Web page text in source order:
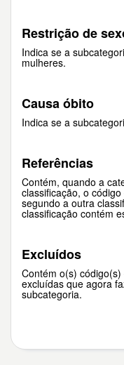
Restrição de
Indica se a
mulheres.
Causa óbito
Indica se a
Referências
Contém, quando a
classificação, o
segundo a outra
classificação contém
Excluídos
Contém o(s)
excluídas que agora
subcategoria.